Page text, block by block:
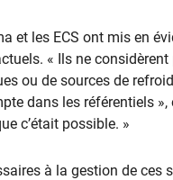
et les ECS ont mis en
« Ils ne
ou de sources de
dans les référentiels
c’était possible. »
à la gestion de